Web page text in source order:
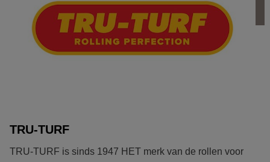
TRU-TURF
TRU-TURF is sinds 1947 HET merk van de rollen voor